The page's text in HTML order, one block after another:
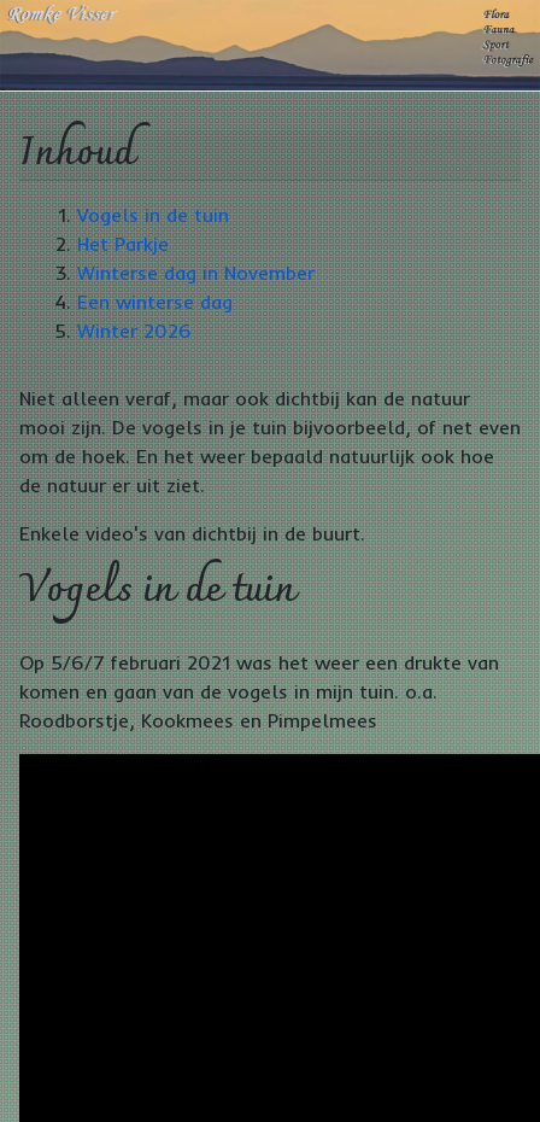
Inhoud
Vogels in de tuin
Het Parkje
Winterse dag in November
Een winterse dag
Winter 2026
Niet alleen veraf, maar ook dichtbij kan de natuur
mooi zijn. De vogels in je tuin bijvoorbeeld, of net even
om de hoek. En het weer bepaald natuurlijk ook hoe
de natuur er uit ziet.
Enkele video's van dichtbij in de buurt.
Vogels in de tuin
Op 5/6/7 februari 2021 was het weer een drukte van
komen en gaan van de vogels in mijn tuin. o.a.
Roodborstje, Kookmees en Pimpelmees